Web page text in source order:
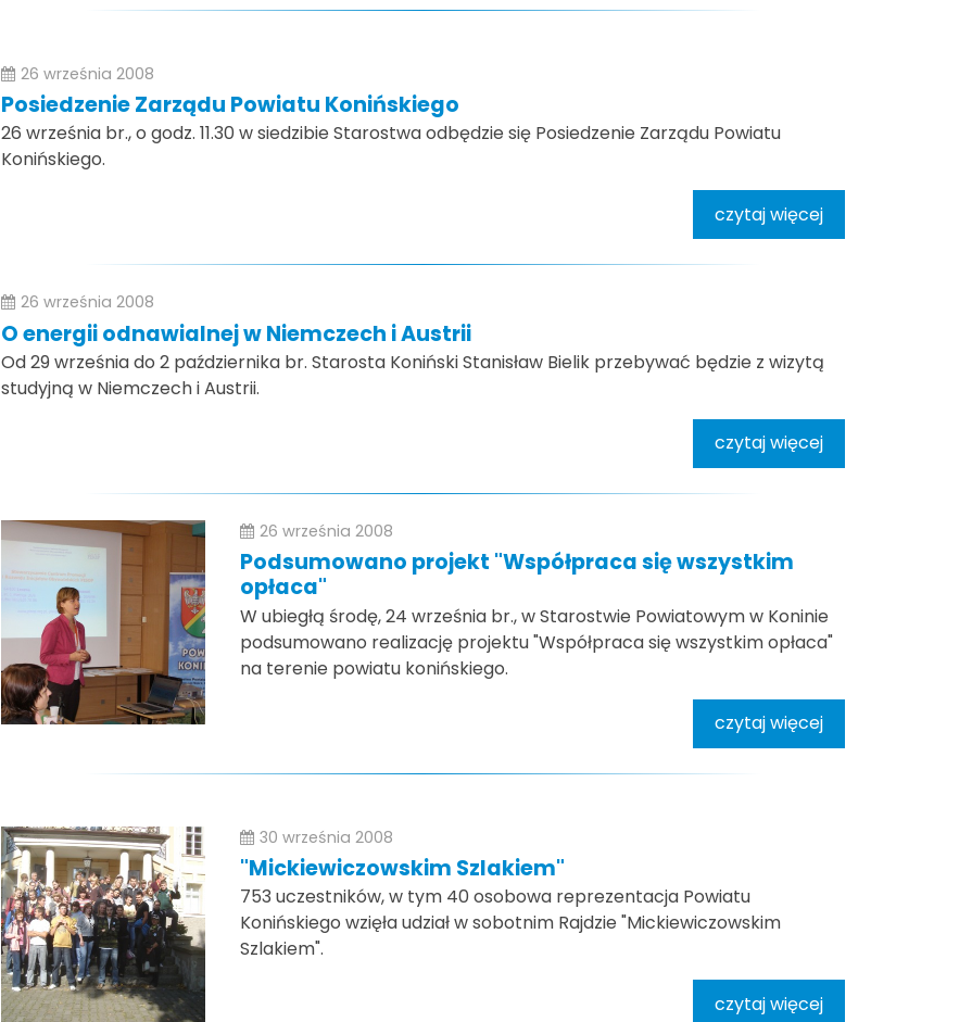
26 września 2008
Posiedzenie Zarządu Powiatu Konińskiego
26 września br., o godz. 11.30 w siedzibie Starostwa odbędzie się Posiedzenie Zarządu Powiatu
Konińskiego.
czytaj więcej
26 września 2008
O energii odnawialnej w Niemczech i Austrii
Od 29 września do 2 października br. Starosta Koniński Stanisław Bielik przebywać będzie z wizytą
studyjną w Niemczech i Austrii.
czytaj więcej
26 września 2008
Podsumowano projekt "Współpraca się wszystkim
opłaca"
W ubiegłą środę, 24 września br., w Starostwie Powiatowym w Koninie
podsumowano realizację projektu "Współpraca się wszystkim opłaca"
na terenie powiatu konińskiego.
czytaj więcej
30 września 2008
"Mickiewiczowskim Szlakiem"
753 uczestników, w tym 40 osobowa reprezentacja Powiatu
Konińskiego wzięła udział w sobotnim Rajdzie "Mickiewiczowskim
Szlakiem".
czytaj więcej